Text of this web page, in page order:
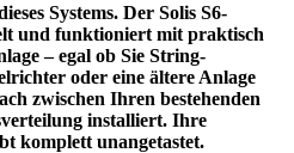
Systems. Der Solis S6-
und funktioniert mit praktisch
– egal ob Sie String-
oder eine ältere Anlage
zwischen Ihren bestehenden
installiert. Ihre
komplett unangetastet.